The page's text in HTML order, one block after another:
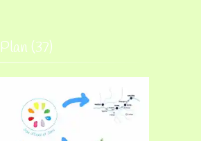
Plan (37)